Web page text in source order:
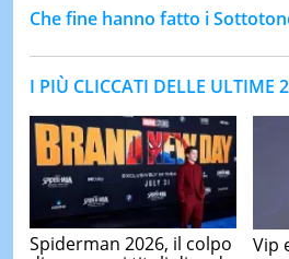
Che fine hanno fatto i
I PIÙ CLICCATI DELLE ULTIME
Spiderman 2026, il colpo
Vip